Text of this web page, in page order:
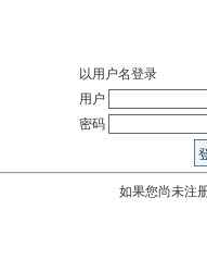
以用户名登录
用户
密码
如果您尚未注